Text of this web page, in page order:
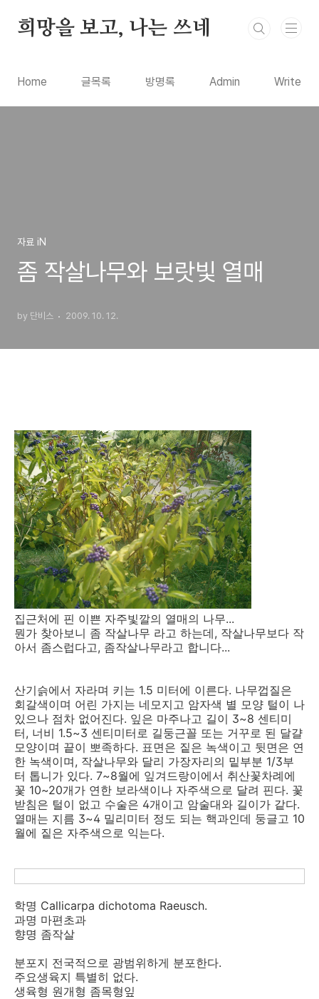
희망을 보고, 나는 쓰네
Home 글목록 방명록 Admin Write
자료 iN
좀 작살나무와 보랏빛 열매
by 단비스 2009. 10. 12.
집근처에 핀 이쁜 자주빛깔의 열매의 나무...
뭔가 찾아보니 좀 작살나무 라고 하는데, 작살나무보다 작
아서 좀스럽다고, 좀작살나무라고 합니다...
산기슭에서 자라며 키는 1.5 미터에 이른다. 나무껍질은
회갈색이며 어린 가지는 네모지고 암자색 별 모양 털이 나
있으나 점차 없어진다. 잎은 마주나고 길이 3~8 센티미
터, 너비 1.5~3 센티미터로 길둥근꼴 또는 거꾸로 된 달걀
모양이며 끝이 뽀족하다. 표면은 짙은 녹색이고 뒷면은 연
한 녹색이며, 작살나무와 달리 가장자리의 밑부분 1/3부
터 톱니가 있다. 7~8월에 잎겨드랑이에서 취산꽃차례에
꽃 10~20개가 연한 보라색이나 자주색으로 달려 핀다. 꽃
받침은 털이 없고 수술은 4개이고 암술대와 길이가 같다.
열매는 지름 3~4 밀리미터 정도 되는 핵과인데 둥글고 10
월에 짙은 자주색으로 익는다.
학명 Callicarpa dichotoma Raeusch.
과명 마편초과
향명 좀작살
분포지 전국적으로 광범위하게 분포한다.
주요생육지 특별히 없다.
생육형 원개형 좀목형잎